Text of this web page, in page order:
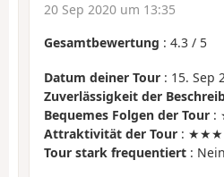
20 Sep 2020 um 13:35
Gesamtbewertung : 4.3 / 5
Datum deiner Tour : 15. Sep
Zuverlässigkeit der
Bequemes Folgen der Tour :
Attraktivität der Tour :
Tour stark frequentiert : Nein